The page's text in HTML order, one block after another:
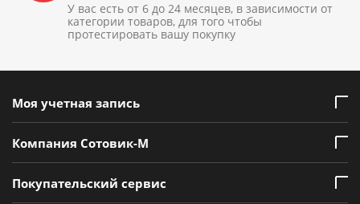
У вас есть от 6 до 24 месяцев, в зависимости от
категории товаров, для того чтобы
протестировать вашу покупку
Моя учетная запись
Компания Сотовик-М
Покупательский сервис